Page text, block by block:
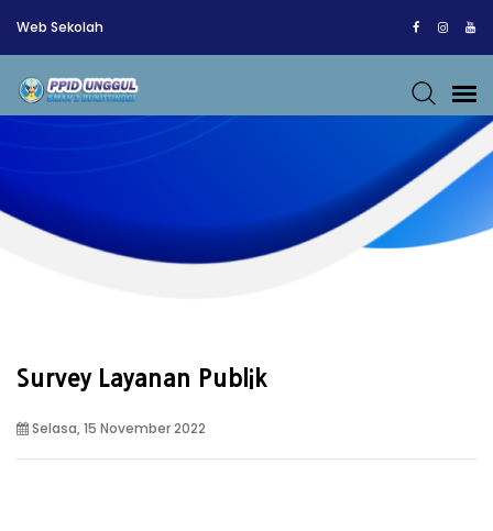
Web Sekolah
Survey Layanan Publik
Selasa, 15 November 2022